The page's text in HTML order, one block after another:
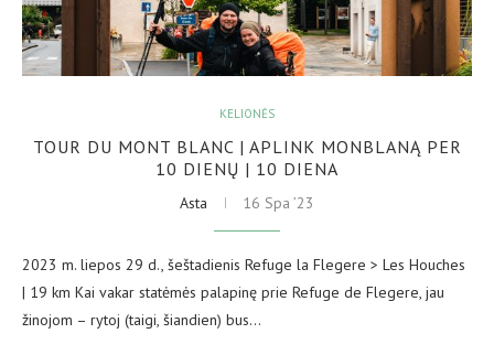
KELIONĖS
TOUR DU MONT BLANC | APLINK MONBLANĄ PER
10 DIENŲ | 10 DIENA
Asta 16 Spa ’23
2023 m. liepos 29 d., šeštadienis Refuge la Flegere > Les Houches
| 19 km Kai vakar statėmės palapinę prie Refuge de Flegere, jau
žinojom – rytoj (taigi, šiandien) bus…